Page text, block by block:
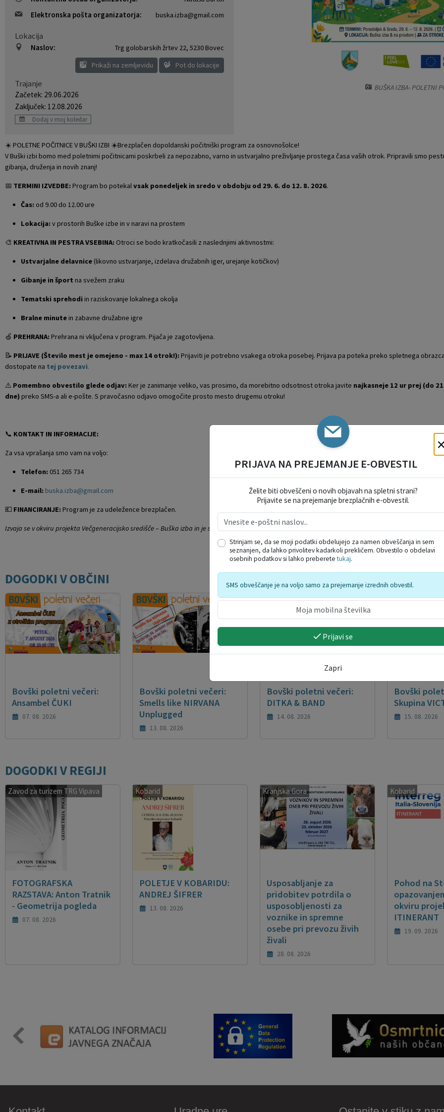
BUŠKA IZBA- POLETNI
Elektronska pošta organizatorja: buska.izba@gmail.com
Lokacija
Naslov: Trg golobarskih žrtev 22, 5230 Bovec
Prikaži na zemljevidu
Pot do lokacije
Trajanje
Začetek: 29.06.2026
Zaključek: 12.08.2026
Dodaj v moj koledar
☀️ POLETNE POČITNICE V BUŠKI IZBI ☀️Brezplačen dopoldanski počitniški program za osnovnošolce!
V Buški izbi bomo med poletnimi počitnicami poskrbeli za nepozabno, varno in ustvarjalno preživljanje prostega časa vaših otrok. Pripravili smo
gibanja, druženja in novih znanj!
📅 TERMINI IZVEDBE: Program bo potekalvsak ponedeljek in sredo v obdobju od 29. 6. do 12. 8. 2026.
Čas: od 9.00 do 12.00 ure
Lokacija: v prostorih Buške izbe in v naravi na prostem
🎨 KREATIVNA IN PESTRA VSEBINA: Otroci se bodo kratkočasili z naslednjimi aktivnostmi:
Ustvarjalne delavnice (likovno ustvarjanje, izdelava družabnih iger, urejanje kotičkov)
Gibanje in šport na svežem zraku
Tematski sprehodi in raziskovanje lokalnega okolja
Bralne minutein zabavne družabne igre
🍏 PREHRANA: Prehrana ni vključena v program. Pijača je zagotovljena.
📝 PRIJAVE (Število mest je omejeno - max 14 otrok!): Prijaviti je potrebno vsakega otroka posebej. Prijava pa poteka preko spletnega
dostopate na tej povezavi.
⚠️ Pomembno obvestilo glede odjav: Ker je zanimanje veliko, vas prosimo, da morebitno odsotnost otroka javite najkasneje 12 ur prej (do
dne) preko SMS-a ali e-pošte. S pravočasno odjavo omogočite prosto mesto drugemu otroku!
📞 KONTAKT IN INFORMACIJE:
Za vsa vprašanja smo vam na voljo:
Telefon: 051 265 734
E-mail: buska.izba@gmail.com
💶 FINANCIRANJE: Program je za udeležence brezplačen.
Izvaja se v okviru projekta Večgeneracijsko središče – Buška izba in je sofinanciran iz evropskih sredstev.
DOGODKI V OBČINI
Bovški poletni večeri:
Ansambel ČUKI
07. 08. 2026
Bovški poletni večeri:
Smells like NIRVANA
Unplugged
13. 08. 2026
Bovški poletni večeri:
DITKA & BAND
14. 08. 2026
Bovški
Skupina
15. 08. 2026
DOGODKI V REGIJI
Zavod za turizem TRG Vipava
FOTOGRAFSKA
RAZSTAVA: Anton Tratnik
- Geometrija pogleda
07. 08. 2026
Kobarid
POLETJE V KOBARIDU:
ANDREJ ŠIFRER
13. 08. 2026
Kranjska Gora
Usposabljanje za
pridobitev potrdila o
usposobljenosti za
voznike in spremne
osebe pri prevozu živih
živali
28. 08. 2026
Kobarid
Pohod na
okviru
ITINERANT
19. 09. 2026
Krajevne skupnosti
Naselja v občini
Organigram
Varstvo osebnih podatkov
Strateški dokumenti
Katalog informacij javnega značaja
Projekti in investicije
Prostorski akti občine
Občinski časopis
Proračun občine
Gosp. javne službe
Osmrtnice iz regije
×
PRIJAVA NA PREJEMANJE E-OBVESTIL
Želite biti obveščeni o novih objavah na spletni strani?
Prijavite se na prejemanje brezplačnih e-obvestil.
Strinjam se, da se moji podatki obdelujejo za namen obveščanja in sem
seznanjen, da lahko privolitev kadarkoli prekličem. Obvestilo o obdelavi
osebnih podatkov si lahko preberetetukaj.
SMS obveščanje je na voljo samo za prejemanje izrednih obvestil.
Prijavi se
Zapri